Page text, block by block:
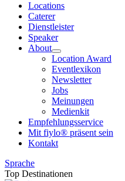
Locations
Caterer
Dienstleister
Speaker
About
Location Award
Eventlexikon
Newsletter
Jobs
Meinungen
Medienkit
Empfehlungsservice
Mit fiylo® präsent sein
Kontakt
Sprache
Top Destinationen